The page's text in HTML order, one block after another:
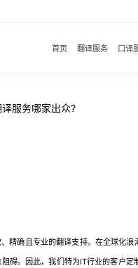
首页 翻译服务 口译
服务哪家出众?
确且专业的翻译支持。在全球化浪
碍。因此，我们特为IT行业的客户